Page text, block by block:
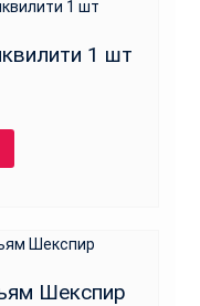
1 шт
Шекспир